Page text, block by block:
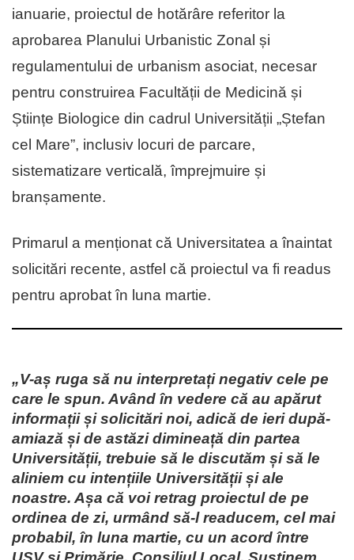
ianuarie, proiectul de hotărâre referitor la
aprobarea Planului Urbanistic Zonal și
regulamentului de urbanism asociat, necesar
pentru construirea Facultății de Medicină și
Științe Biologice din cadrul Universității „Ștefan
cel Mare”, inclusiv locuri de parcare,
sistematizare verticală, împrejmuire și
branșamente.
Primarul a menționat că Universitatea a înaintat
solicitări recente, astfel că proiectul va fi readus
pentru aprobat în luna martie.
„V-aș ruga să nu interpretați negativ cele pe
care le spun. Având în vedere că au apărut
informații și solicitări noi, adică de ieri după-
amiază și de astăzi dimineață din partea
Universității, trebuie să le discutăm și să le
aliniem cu intențiile Universității și ale
noastre. Așa că voi retrag proiectul de pe
ordinea de zi, urmând să-l readucem, cel mai
probabil, în luna martie, cu un acord între